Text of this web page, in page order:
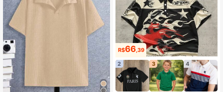
R$66,39
2 3 4